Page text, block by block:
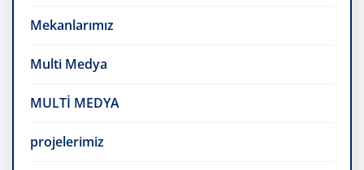
Mekanlarımız
Multi Medya
MULTİ MEDYA
projelerimiz